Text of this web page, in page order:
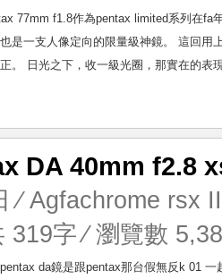
77mm f1.8作為pentax limited系列在fa
是一支人像定向的限量級神鏡。 這回用
。 日光之下，收一級光圈，那實在的表
DA 40mm f2.8
⁄Agfachrome rsx
319字 ⁄ 瀏覽數
da鏡是跟pentax那台假無反k 01